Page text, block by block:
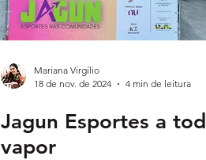
Mariana Virgílio
18 de nov. de 2024
4 min de leitura
Jagun Esportes a
vapor